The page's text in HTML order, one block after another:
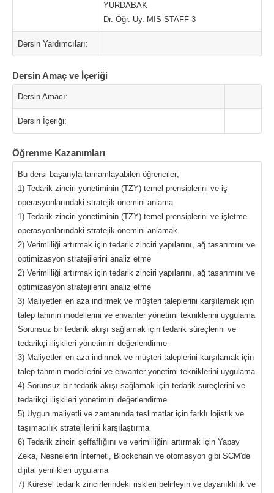
YURDABAK
Dr. Öğr. Üy. MIS STAFF 3
Dersin Yardımcıları:
Dersin Amaç ve İçeriği
Dersin Amacı:
Dersin İçeriği:
Öğrenme Kazanımları
Bu dersi başarıyla tamamlayabilen öğrenciler;
1) Tedarik zinciri yönetiminin (TZY) temel prensiplerini ve iş
operasyonlarındaki stratejik önemini anlama
1) Tedarik zinciri yönetiminin (TZY) temel prensiplerini ve işletme
operasyonlarındaki stratejik önemini anlamak.
2) Verimliliği artırmak için tedarik zinciri yapılarını, ağ tasarımını ve
optimizasyon stratejilerini analiz etme
2) Verimliliği artırmak için tedarik zinciri yapılarını, ağ tasarımını ve
optimizasyon stratejilerini analiz etme
3) Maliyetleri en aza indirmek ve müşteri taleplerini karşılamak için
talep tahmin modellerini ve envanter yönetimi tekniklerini uygulama
Sorunsuz bir tedarik akışı sağlamak için tedarik süreçlerini ve
tedarikçi ilişkileri yönetimini değerlendirme
3) Maliyetleri en aza indirmek ve müşteri taleplerini karşılamak için
talep tahmin modellerini ve envanter yönetimi tekniklerini uygulama
4) Sorunsuz bir tedarik akışı sağlamak için tedarik süreçlerini ve
tedarikçi ilişkileri yönetimini değerlendirme
5) Uygun maliyetli ve zamanında teslimatlar için farklı lojistik ve
taşımacılık stratejilerini karşılaştırma
6) Tedarik zinciri şeffaflığını ve verimliliğini artırmak için Yapay
Zeka, Nesnelerin İnterneti, Blockchain ve otomasyon gibi SCM'de
dijital yenilikleri uygulama
7) Küresel tedarik zincirlerindeki riskleri belirleyin ve dayanıklılık ve